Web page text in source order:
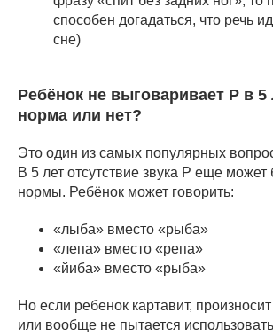
способен догадаться, что речь
сне)
Ребёнок не выговаривает Р в
норма или нет?
Это один из самых популярных
В 5 лет отсутствие звука Р еще
нормы. Ребёнок может говорить:
«лыба» вместо «рыба»
«лепа» вместо «репа»
«йиба» вместо «рыба»
Но если ребенок картавит,
или вообще не пытается